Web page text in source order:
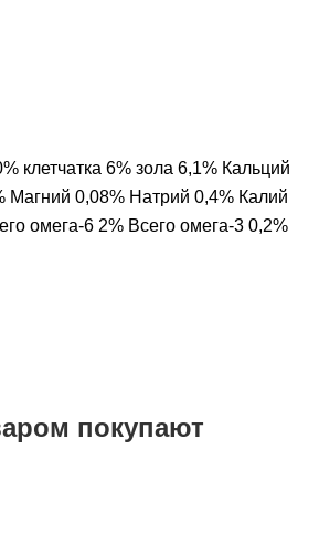
клетчатка 6% зола 6,1% Кальций
Магний 0,08% Натрий 0,4% Калий
омега-6 2% Всего омега-3 0,2%
покупают